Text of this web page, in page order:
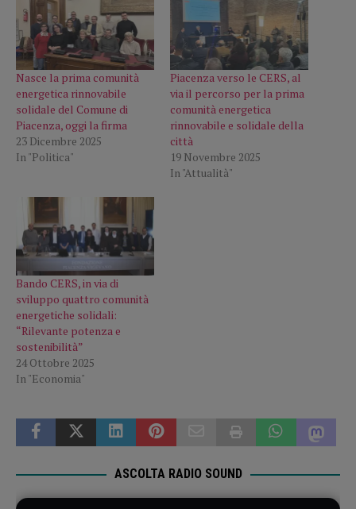
Nasce la prima comunità
energetica rinnovabile
solidale del Comune di
Piacenza, oggi la firma
23 Dicembre 2025
In "Politica"
Piacenza verso le CERS, al
via il percorso per la prima
comunità energetica
rinnovabile e solidale della
città
19 Novembre 2025
In "Attualità"
Bando CERS, in via di
sviluppo quattro comunità
energetiche solidali:
“Rilevante potenza e
sostenibilità”
24 Ottobre 2025
In "Economia"
ASCOLTA RADIO SOUND